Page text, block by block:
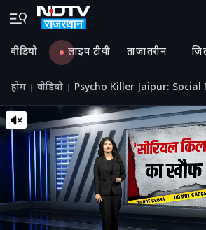
वीडियो लाइव टीवी ताजातरीन
होम वीडियो Psycho Killer Jaipur: